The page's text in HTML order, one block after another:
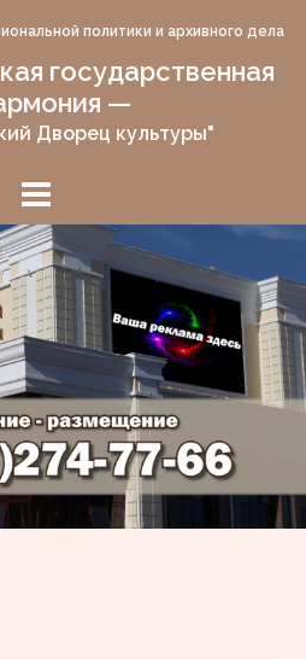
политики и архивного дела
государственная
—
Дворец культуры"